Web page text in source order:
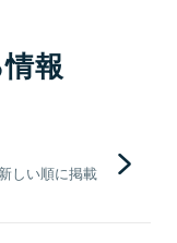
報
しい順に掲載